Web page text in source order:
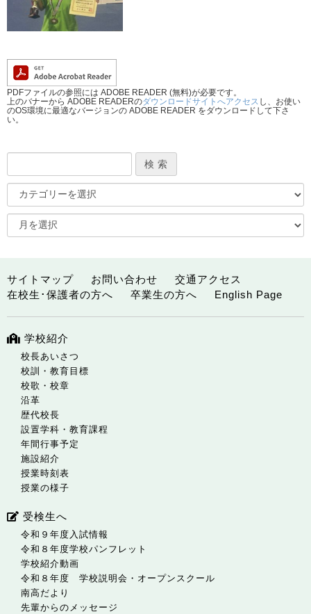
PDFファイルの参照には ADOBE READER (無料)が必要です。
上のバナーから ADOBE READERのダウンロードサイトへアクセス し、お使い
のOS環境に最適なバージョンの ADOBE READER をダウンロードして下さ
い。
サイトマップ お問い合わせ
交通アクセス
在校生･保護者の方へ
卒業生の方へ English Page
学校紹介
校長あいさつ
校訓・教育目標
校歌・校章
沿革
歴代校長
設置学科・教育課程
年間行事予定
施設紹介
授業時刻表
授業の様子
受検生へ
令和９年度入試情報
令和８年度学校パンフレット
学校紹介動画
令和８年度 学校説明会・オープンスクール
南高だより
先輩からのメッセージ